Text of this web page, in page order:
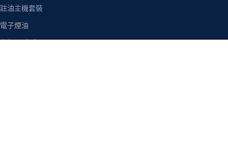
註油主機套裝
電子煙油
空煙彈/空倉